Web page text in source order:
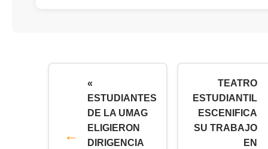
«
ESTUDIANTES
DE LA UMAG
ELIGIERON
DIRIGENCIA
TEATRO
ESTUDIANTIL
ESCENIFICA
SU TRABAJO
EN